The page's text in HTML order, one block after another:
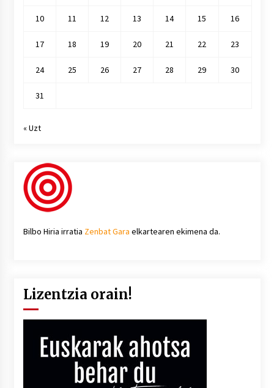
10 11 12 13 14 15 16
17 18 19 20 21 22 23
24 25 26 27 28 29 30
31
« Uzt
Bilbo Hiria irratia Zenbat Gara elkartearen ekimena da.
Lizentzia orain!